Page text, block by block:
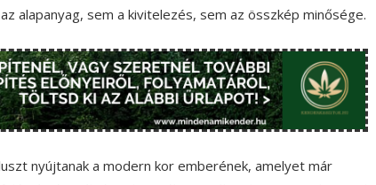
alapanyag, sem a kivitelezés, sem az összkép minősége.
nyújtanak a modern kor emberének, amelyet már